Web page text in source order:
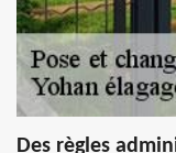
Des règles